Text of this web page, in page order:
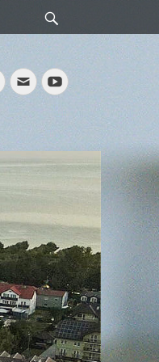
Googleplus
EmailYouTube